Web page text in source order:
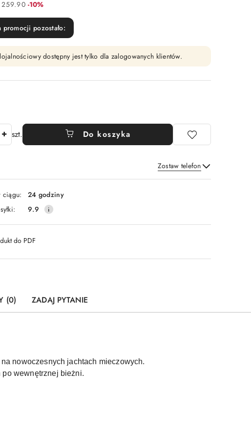
259.90 Rabat:
-10%
promocji pozostało:
dostępny jest tylko dla zalogowanych klientów.
szt. Do koszyka
Zostaw telefon
Wyślij
ciągu:
24 godziny
9.9
do PDF
(0) ZADAJ PYTANIE
nowoczesnych jachtach mieczowych.
po wewnętrznej bieżni.